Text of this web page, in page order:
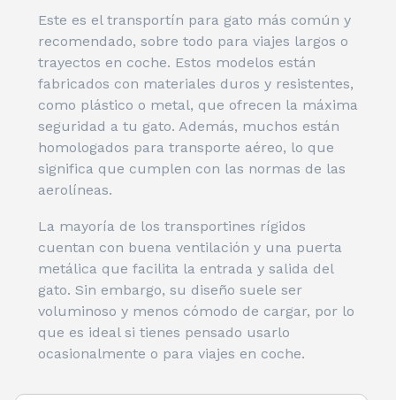
Este es el transportín para gato más común y
recomendado, sobre todo para viajes largos o
trayectos en coche. Estos modelos están
fabricados con materiales duros y resistentes,
como plástico o metal, que ofrecen la máxima
seguridad a tu gato. Además, muchos están
homologados para transporte aéreo, lo que
significa que cumplen con las normas de las
aerolíneas.
La mayoría de los transportines rígidos
cuentan con buena ventilación y una puerta
metálica que facilita la entrada y salida del
gato. Sin embargo, su diseño suele ser
voluminoso y menos cómodo de cargar, por lo
que es ideal si tienes pensado usarlo
ocasionalmente o para viajes en coche.